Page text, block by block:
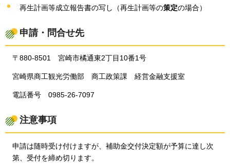
再生計画等成立報告書の写し（再生計画等の策定の場合）
申請・問合せ先
〒880-8501 宮崎市橘通東2丁目10番1号
宮崎県商工観光労働部 商工政策課 経営金融支援室
電話番号 0985-26-7097
注意事項
申請は随時受け付けますが、補助金交付決定額が予算に達し次
第、受付を締め切ります。